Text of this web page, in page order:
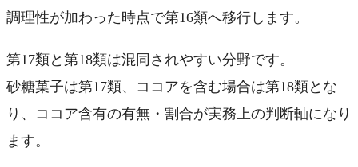
調理性が加わった時点で第16類へ移行します。
第17類と第18類は混同されやすい分野です。
砂糖菓子は第17類、ココアを含む場合は第18類とな
り、ココア含有の有無・割合が実務上の判断軸になり
ます。